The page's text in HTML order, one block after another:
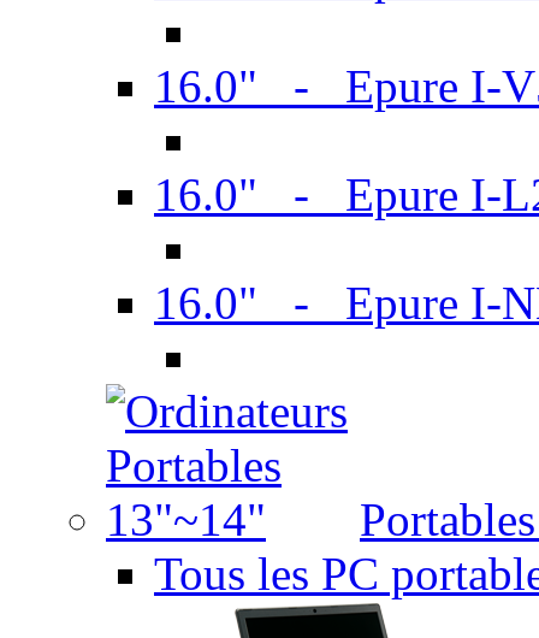
16.0" - Epure I-
16.0" - Epure I-
16.0" - Epure I-
Tous les PC